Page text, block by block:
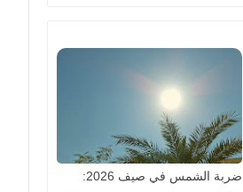
ضربة الشمس في صيف 2026: